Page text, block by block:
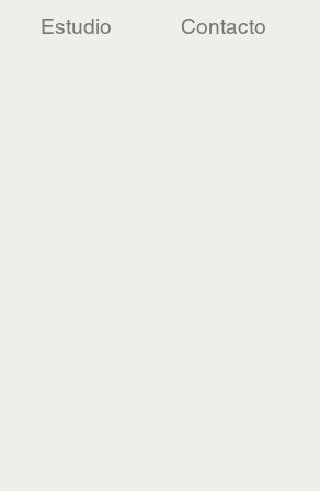
Estudio Contacto